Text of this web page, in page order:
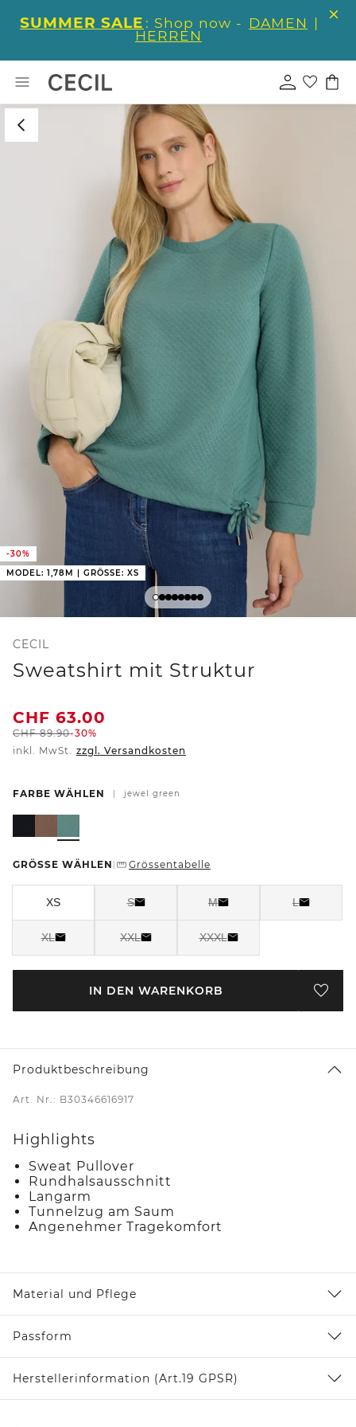
SUMMER SALE : Shop now - DAMEN |
HERREN
-30%
MODEL: 1,78M | GRÖSSE: XS
CECIL
Sweatshirt mit Struktur
CHF 63.00
CHF89.90-30%
inkl. MwSt. zzgl. Versandkosten
FARBE WÄHLEN jewel green
GRÖSSE WÄHLEN Grössentabelle
XS S M L
XL XXL XXXL
IN DEN WARENKORB
Produktbeschreibung
Art. Nr.: B30346616917
Highlights
Sweat Pullover
Rundhalsausschnitt
Langarm
Tunnelzug am Saum
Angenehmer Tragekomfort
Material und Pflege
Passform
Herstellerinformation (Art.19 GPSR)